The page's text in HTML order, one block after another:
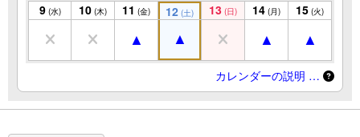
9 (水) 10 (木) 11 (金) 12 (土) 13 (日) 14 (月) 15 (火)
カレンダーの説明 …